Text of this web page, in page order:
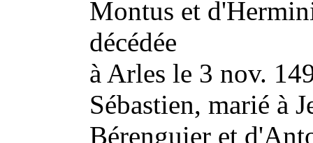
Montus et
décédée
à Arles le 3 nov.
Sébastien, marié à
Bérenguier et